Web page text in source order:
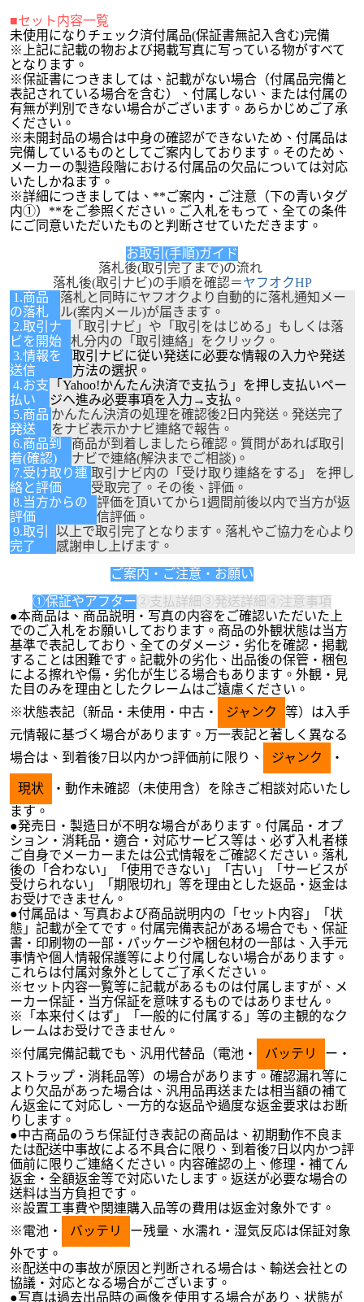
■セット内容一覧
未使用になりチェック済付属品(保証書無記入含む)完備
※上記に記載の物および掲載写真に写っている物がすべて
となります。
※保証書につきましては、記載がない場合（付属品完備と
表記されている場合を含む）、付属しない、または付属の
有無が判別できない場合がございます。あらかじめご了承
ください。
※未開封品の場合は中身の確認ができないため、付属品は
完備しているものとしてご案内しております。そのため、
メーカーの製造段階における付属品の欠品については対応
いたしかねます。
※詳細につきましては、**ご案内・ご注意（下の青いタグ
内①）**をご参照ください。ご入札をもって、全ての条件
にご同意いただいたものと判断させていただきます。
お取引(手順)ガイド
落札後(取引完了まで)の流れ
落札後(取引ナビ)の手順を確認＝ヤフオクHP
1.商品
の落札
落札と同時にヤフオクより自動的に落札通知メー
ル(案内メール)が届きます。
2.取引ナ
ビを開始
「取引ナビ」や「取引をはじめる」もしくは落
札分内の「取引連絡」をクリック。
3.情報を
送信
取引ナビに従い発送に必要な情報の入力や発送
方法の選択。
4.お支
払い
「Yahoo!かんたん決済で支払う」を押し支払いペー
ジへ進み必要事項を入力→支払。
5.商品
発送
かんたん決済の処理を確認後2日内発送。発送完了
をナビ表示かナビ連絡で報告。
6.商品到
着(確認)
商品が到着しましたら確認。質問があれば取引
ナビで連絡(解決までご相談)。
7.受け取り連
絡と評価
取引ナビ内の「受け取り連絡をする」 を押し
受取完了。その後、評価。
8.当方からの
評価
評価を頂いてから1週間前後以内で当方が返
信評価。
9.取引
完了
以上で取引完了となります。落札やご協力を心より
感謝申し上げます。
ご案内・ご注意・お願い
①保証やアフター ②支払詳細 ③発送詳細 ④注意事項
●本商品は、商品説明・写真の内容をご確認いただいた上
でのご入札をお願いしております。商品の外観状態は当方
基準で表記しており、全てのダメージ・劣化を確認・掲載
することは困難です。記載外の劣化、出品後の保管・梱包
による擦れや傷・劣化が生じる場合もあります。外観・見
た目のみを理由としたクレームはご遠慮ください。
※状態表記（新品・未使用・中古・
ジャンク
等）は入手
元情報に基づく場合があります。万一表記と著しく異なる
場合は、到着後7日以内かつ評価前に限り、
ジャンク ・
現状
・動作未確認（未使用含）を除きご相談対応いたし
ます。
●発売日・製造日が不明な場合があります。付属品・オプ
ション・消耗品・適合・対応サービス等は、必ず入札者様
ご自身でメーカーまたは公式情報をご確認ください。落札
後の「合わない」「使用できない」「古い」「サービスが
受けられない」「期限切れ」等を理由とした返品・返金は
お受けできません。
●付属品は、写真および商品説明内の「セット内容」「状
態」記載が全てです。付属完備表記がある場合でも、保証
書・印刷物の一部・パッケージや梱包材の一部は、入手元
事情や個人情報保護等により付属しない場合があります。
これらは付属対象外としてご了承ください。
※セット内容一覧等に記載があるものは付属しますが、メ
ーカー保証・当方保証を意味するものではありません。
※「本来付くはず」「一般的に付属する」等の主観的なク
レームはお受けできません。
※付属完備記載でも、汎用代替品（電池・
バッテリ
ー・
ストラップ・消耗品等）の場合があります。確認漏れ等に
より欠品があった場合は、汎用品再送または相当額の補て
ん返金にて対応し、一方的な返品や過度な返金要求はお断
りします。
●中古商品のうち保証付き表記の商品は、初期動作不良ま
たは配送中事故による不具合に限り、到着後7日以内かつ評
価前に限りご連絡ください。内容確認の上、修理・補てん
返金・全額返金等で対応いたします。返送が必要な場合の
送料は当方負担です。
※設置工事費や関連購入品等の費用は返金対象外です。
※電池・
バッテリ
ー残量、水濡れ・湿気反応は保証対象
外です。
※配送中の事故が原因と判断される場合は、輸送会社との
協議・対応となる場合がございます。
●写真は過去出品時の画像を使用する場合があり、状態が